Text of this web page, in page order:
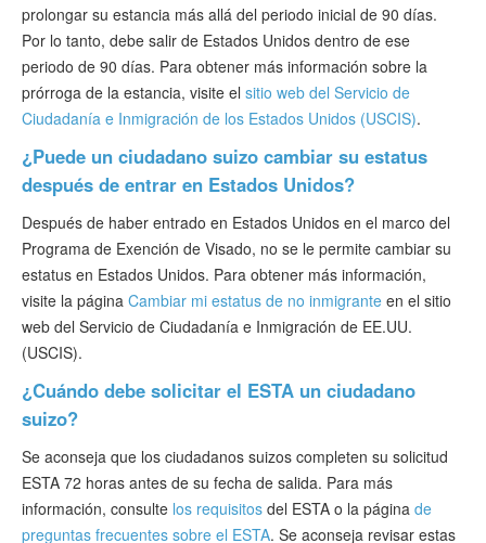
prolongar su estancia más allá del periodo inicial de 90 días.
Por lo tanto, debe salir de Estados Unidos dentro de ese
periodo de 90 días. Para obtener más información sobre la
prórroga de la estancia, visite el sitio web del Servicio de
Ciudadanía e Inmigración de los Estados Unidos (USCIS).
¿Puede un ciudadano suizo cambiar su estatus
después de entrar en Estados Unidos?
Después de haber entrado en Estados Unidos en el marco del
Programa de Exención de Visado, no se le permite cambiar su
estatus en Estados Unidos. Para obtener más información,
visite la página Cambiar mi estatus de no inmigrante en el sitio
web del Servicio de Ciudadanía e Inmigración de EE.UU.
(USCIS).
¿Cuándo debe solicitar el ESTA un ciudadano
suizo?
Se aconseja que los ciudadanos suizos completen su solicitud
ESTA 72 horas antes de su fecha de salida. Para más
información, consulte los requisitos del ESTA o la página de
preguntas frecuentes sobre el ESTA. Se aconseja revisar estas